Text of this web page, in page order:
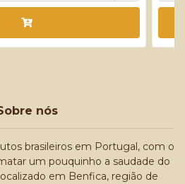
nós
brasileiros em Portugal, com o
um pouquinho a saudade do
em Benfica, região de